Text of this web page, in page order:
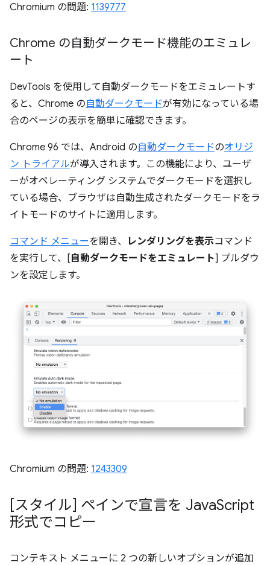
Chromium の問題: 1139777
Chrome の自動ダークモード機能のエミュレ
ート
DevTools を使用して自動ダークモードをエミュレートす
ると、Chrome の自動ダークモードが有効になっている場
合のページの表示を簡単に確認できます。
Chrome 96 では、Android の自動ダークモードのオリジ
ン トライアルが導入されます。この機能により、ユーザ
ーがオペレーティング システムでダークモードを選択し
ている場合、ブラウザは自動生成されたダークモードをラ
イトモードのサイトに適用します。
コマンド メニューを開き、 レンダリングを表示コマンド
を実行して、[自動ダークモードをエミュレート] プルダウ
ンを設定します。
Chromium の問題: 1243309
[スタイル] ペインで宣言を JavaScript
形式でコピー
コンテキスト メニューに 2 つの新しいオプションが追加